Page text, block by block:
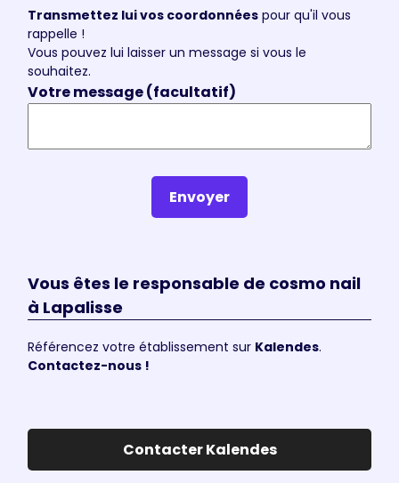
Transmettez lui vos coordonnées pour qu'il vous
rappelle !
Vous pouvez lui laisser un message si vous le
souhaitez.
Votre message (facultatif)
Envoyer
Vous êtes le responsable de cosmo nail
à Lapalisse
Référencez votre établissement sur Kalendes.
Contactez-nous !
Contacter Kalendes